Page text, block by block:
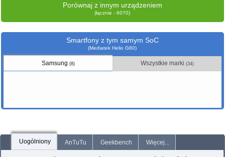
Porównaj z innym urządzeniem
(łącznie - 6070)
Smartfony z tym samym SoC
(Mediatek Helio G80)
Samsung (8) Wszystkie marki (34)
Uogólniony AnTuTu Geekbench Więcej...